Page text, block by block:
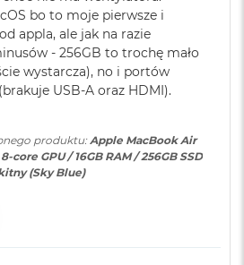
macOS jak nigdy
POKOCHA I MACA– Mac świetnie
urządzeniem Apple. Razem potrafią
skopiować coś na iPhonie i wkleić to
na Macu połączenie FaceTime i
Apple M4 (10-rdzeniowy GPU)
MagSafe 3
bo to moje pierwsze i
appla, ale jak na razie
- 256GB to trochę mało
wystarcza), no i portów
USB-A oraz HDMI).
produktu:Apple MacBook Air
core GPU / 16GB RAM / 256GB SSD
(Sky Blue)